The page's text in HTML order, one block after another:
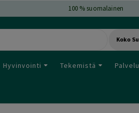
100 % suomalainen
Koko
Hyvinvointi Tekemistä